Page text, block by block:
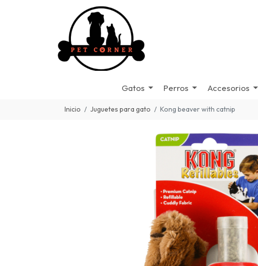
Gatos Perros Accesorios
Inicio Juguetes para gato Kong beaver with catnip